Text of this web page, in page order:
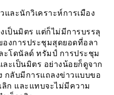
และนักวิเคราะห์การเมือง
เป็นมิตร แต่ก็ไม่มีการบรรลุ
งการประชุมสุดยอดที่อลา
ะโดนัลด์ ทรัมป์ การประชุม
ะเป็นมิตร อย่างน้อยก็ดูจาก
ลับมีการแถลงข่าวแบบขอ
ก และแทบจะไม่มีความ